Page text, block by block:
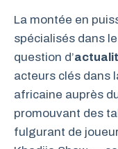
La montée en
spécialisés dans
question d’
acteurs clés dans
africaine auprès
promouvant des
fulgurant de